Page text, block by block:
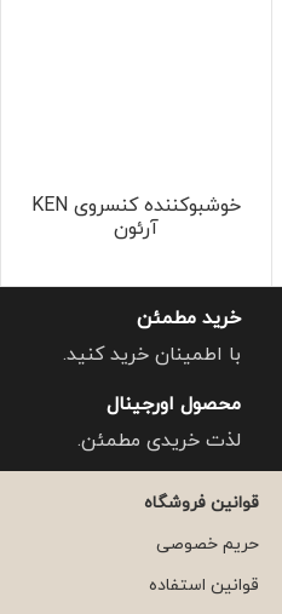
خوشبوکننده کنسروی KEN
آرئون
خرید مطمئن
با اطمینان خرید کنید.
محصول اورجینال
لذت خریدی مطمئن.
قوانین فروشگاه
حریم خصوصی
قوانین استفاده